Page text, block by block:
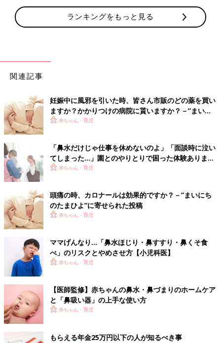
ランキングをもっと見る
関連記事
妊娠中に風邪を引いた時、皆さん市販のどの薬を買い
ますか？かかりつけの病院に貰いますか？－”まいに
ちのたまひよ”の体験談
赤ちゃん・育児
「鼻水だけじゃ仕事を休めないのよ」「面談時に泣い
てしまった…」園とのやりとりで困った体験あります
か？赤ちゃん・育児
頭痛の時、カロナールは効果的ですか？－”まいにち
のたまひよ”に寄せられた投稿
赤ちゃん・育児
ママげんなり…「鼻水ほじり・鼻すすり・鼻くそ食
べ」のリスクとやめさせ方【小児科医】
赤ちゃん・育児
【医師監修】赤ちゃんの鼻水・鼻づまりのホームケア
と「鼻吸い器」の上手な使い方
赤ちゃん・育児
もらえる年金25万円以下の人が知るべき事